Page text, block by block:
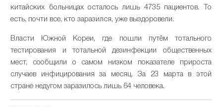
китайских больницах осталось лишь 4735 пациентов. То
есть, почти все, кто заразился, уже выздоровели.
Власти Южной Кореи, где пошли путём тотального
тестирования и тотальной дезинфекции общественных
мест, сообщили о самом низком показателе прироста
случаев инфицирования за месяц. За 23 марта в этой
стране недугом заразилось лишь 64 человека.